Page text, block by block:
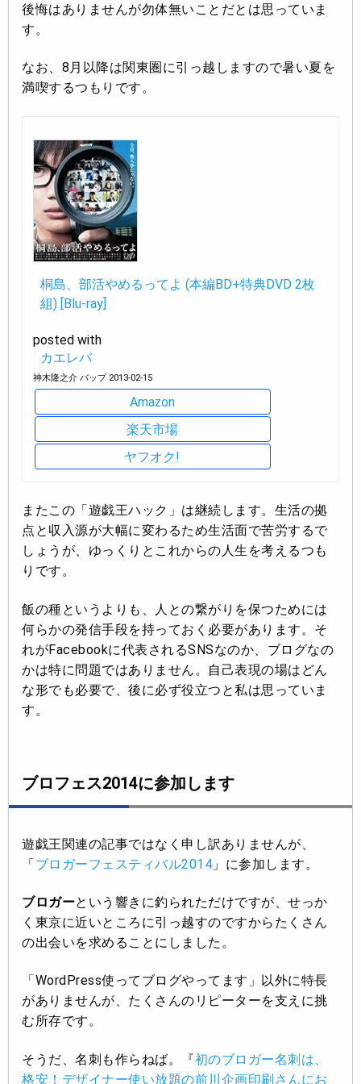
後悔はありませんが勿体無いことだとは思っていま
す。
なお、8月以降は関東圏に引っ越しますので暑い夏を
満喫するつもりです。
桐島、部活やめるってよ (本編BD+特典DVD 2枚
組) [Blu-ray]
posted with
カエレバ
神木隆之介 バップ 2013-02-15
Amazon
楽天市場
ヤフオク!
またこの「遊戯王ハック」は継続します。生活の拠
点と収入源が大幅に変わるため生活面で苦労するで
しょうが、ゆっくりとこれからの人生を考えるつも
りです。
飯の種というよりも、人との繋がりを保つためには
何らかの発信手段を持っておく必要があります。そ
れがFacebookに代表されるSNSなのか、ブログなの
かは特に問題ではありません。自己表現の場はどん
な形でも必要で、後に必ず役立つと私は思っていま
す。
ブロフェス2014に参加します
遊戯王関連の記事ではなく申し訳ありませんが、
「ブロガーフェスティバル2014 」に参加します。
ブロガーという響きに釣られただけですが、せっか
く東京に近いところに引っ越すのですからたくさん
の出会いを求めることにしました。
「WordPress使ってブログやってます」以外に特長
がありませんが、たくさんのリピーターを支えに挑
む所存です。
そうだ、名刺も作らねば。『初のブロガー名刺は、
格安！デザイナー使い放題の前川企画印刷さんにお